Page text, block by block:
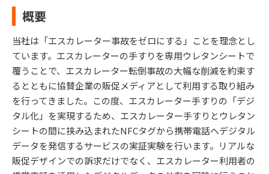
概要
当社は「エスカレーター事故をゼロにする」ことを理念とし
ています。エスカレーターの⼿すりを専⽤ウレタンシートで
覆うことで、エスカレーター転倒事故の⼤幅な削減を約束す
るとともに協賛企業の販促メディアとして利⽤する取り組み
を⾏ってきました。この度、エスカレーター⼿すりの「デジ
タル化」を実現するため、エスカレーター⼿すりとウレタン
シートの間に挟み込まれたNFCタグから携帯電話へデジタル
データを発信するサービスの実証実験を⾏います。リアルな
販促デザインでの訴求だけでなく、エスカレーター利⽤者の